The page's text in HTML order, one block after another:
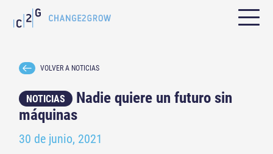
VOLVER A NOTICIAS
NOTICIAS
Nadie quiere un futuro sin
máquinas
30 de junio, 2021